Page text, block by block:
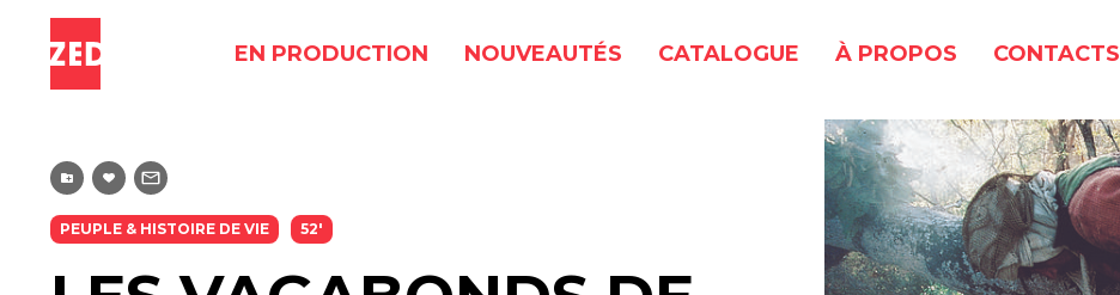
EN PRODUCTION NOUVEAUTÉS CATALOGUE À PROPOS CONTACTS
PEUPLE & HISTOIRE DE VIE 52'